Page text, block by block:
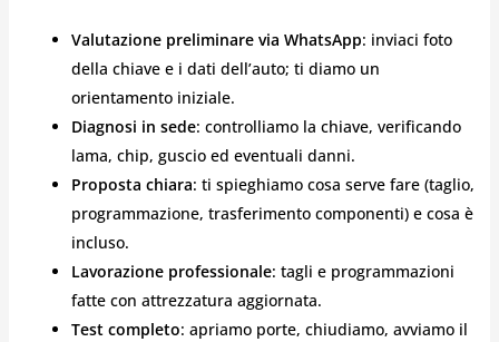
Valutazione preliminare via WhatsApp: inviaci foto
della chiave e i dati dell’auto; ti diamo un
orientamento iniziale.
Diagnosi in sede: controlliamo la chiave, verificando
lama, chip, guscio ed eventuali danni.
Proposta chiara: ti spieghiamo cosa serve fare (taglio,
programmazione, trasferimento componenti) e cosa è
incluso.
Lavorazione professionale: tagli e programmazioni
fatte con attrezzatura aggiornata.
Test completo: apriamo porte, chiudiamo, avviamo il